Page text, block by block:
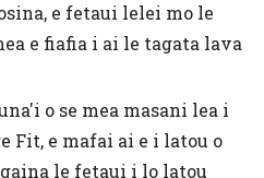
e fetaui lelei mo le
e fiafia i ai le tagata lava
o se mea masani lea i
Fit, e mafai ai e i latou o
le fetaui i lo latou